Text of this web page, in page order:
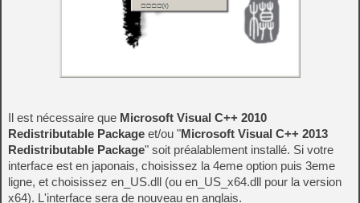
Il est nécessaire que Microsoft Visual C++ 2010
Redistributable Package et/ou "Microsoft Visual C++ 2013
Redistributable Package" soit préalablement installé. Si votre
interface est en japonais, choisissez la 4eme option puis 3eme
ligne, et choisissez en_US.dll (ou en_US_x64.dll pour la version
x64). L'interface sera de nouveau en anglais.